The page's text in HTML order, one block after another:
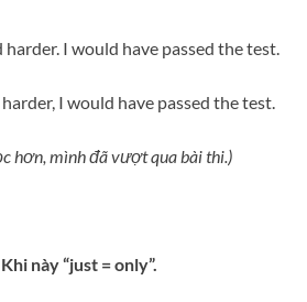
I would have passed the test.
I would have passed the test.
hơn, mình đã vượt qua bài thi.)
này “just = only”.